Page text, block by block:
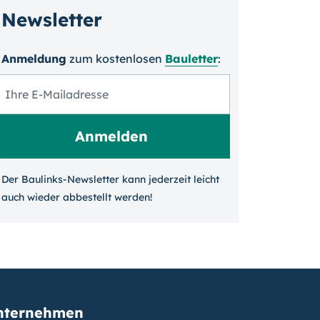
Newsletter
Anmeldung zum kosten­losen Bauletter:
Der Baulinks-Newsletter kann jeder­zeit leicht
auch wieder ab­bestellt werden!